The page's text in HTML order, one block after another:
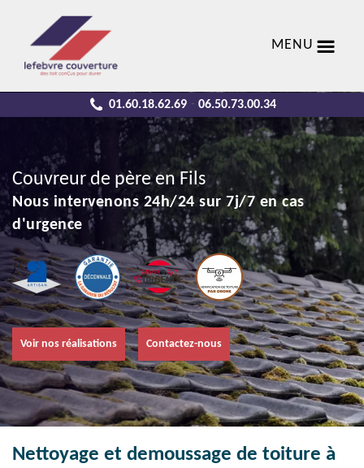
MENU
01.60.18.62.69 - 06.50.73.00.34
Couvreur de père en Fils
Nous intervenons 24h/24 sur 7j/7 en cas
d'urgence
Voir nos réalisations Contactez-nous
Nettoyage et demoussage de toiture à